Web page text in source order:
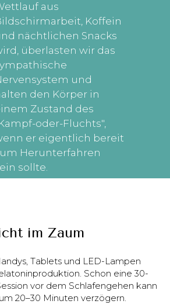
aus
Koffein
nächtlichen Snacks
überlasten wir das
und
den Körper in
Zustand des
oder-Fluchts",
er eigentlich bereit
Herunterfahren
sollte.
im Zaum
Tablets und LED-Lampen
Schon eine 30-
vor dem Schlafengehen kann
20–30 Minuten verzögern.